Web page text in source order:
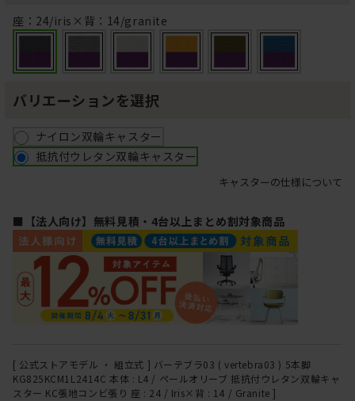
座：24/iris×背：14/granite
バリエーションを選択
ナイロン双輪キャスター
抵抗付ウレタン双輪キャスター
キャスターの仕様について
■【法人向け】無料見積・4台以上まとめ割対象商品
[ 公式ストアモデル ・ 組立式 ] バーテブラ03 ( vertebra03 ) 5本脚
KG825KCM1L2414C 本体 : L4 / ペールオリーブ 抵抗付ウレタン双輪キャ
スター KC張地コンビ張り 座 : 24 / Iris×背 : 14 / Granite ]